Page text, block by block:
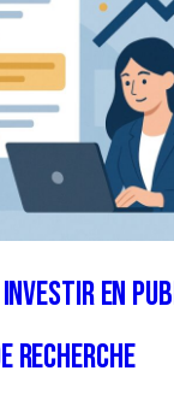
investir en
recherche